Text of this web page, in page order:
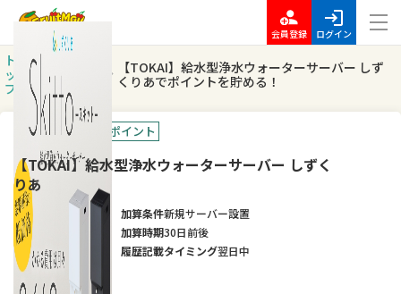
会員登録 ログイン
ト
ッ
プ
貯める
【TOKAI】給水型浄水ウォーターサーバー しず
くりあでポイントを貯める！
ポイントUP 高額ポイント
【TOKAI】給水型浄水ウォーターサーバー しずく
りあ
加算条件新規サーバー設置
加算時期30日前後
履歴記載タイミング翌日中